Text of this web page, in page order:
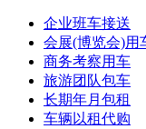
企业班车接送
会展(博览会)用
商务考察用车
旅游团队包车
长期年月包租
车辆以租代购